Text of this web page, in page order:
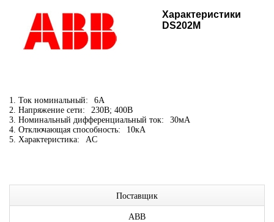
Характеристики
DS202M
1. Ток номинальный:
6А
2. Напряжение сети:
230В; 400В
3. Номинальный дифференциальный ток:
30мА
4. Отключающая способность:
10кА
5. Характеристика:
AC
Поставщик
ABB